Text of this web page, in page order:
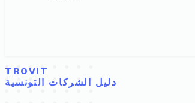
TROVIT
دليل الشركات التونسية